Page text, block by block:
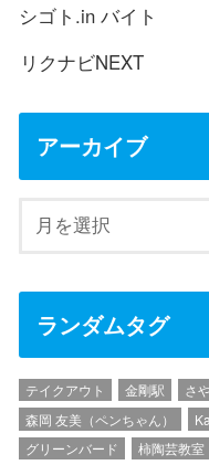
シゴト.in バイト
リクナビNEXT
アーカイブ
ランダムタグ
テイクアウト 金剛駅 さ
森岡 友美（ペンちゃん）
グリーンバード
柿陶芸教室